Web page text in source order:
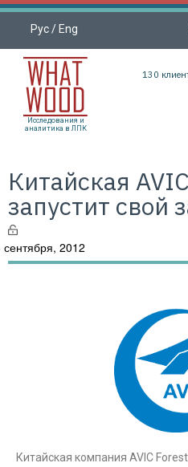
Рус/ Eng
Исследования и
аналитика в ЛПК
130
Китайская
запустит свой
сентября, 2012
Китайская компания AVIC